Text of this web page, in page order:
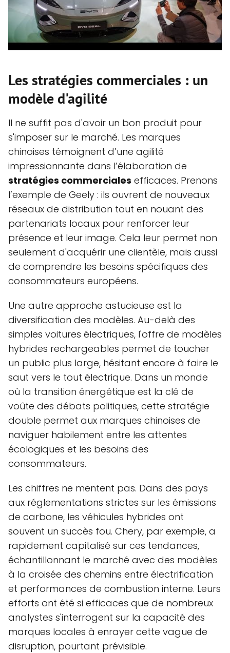
Les stratégies commerciales : un
modèle d'agilité
Il ne suffit pas d'avoir un bon produit pour
s'imposer sur le marché. Les marques
chinoises témoignent d’une agilité
impressionnante dans l’élaboration de
stratégies commerciales efficaces. Prenons
l’exemple de Geely : ils ouvrent de nouveaux
réseaux de distribution tout en nouant des
partenariats locaux pour renforcer leur
présence et leur image. Cela leur permet non
seulement d'acquérir une clientèle, mais aussi
de comprendre les besoins spécifiques des
consommateurs européens.
Une autre approche astucieuse est la
diversification des modèles. Au-delà des
simples voitures électriques, l'offre de modèles
hybrides rechargeables permet de toucher
un public plus large, hésitant encore à faire le
saut vers le tout électrique. Dans un monde
où la transition énergétique est la clé de
voûte des débats politiques, cette stratégie
double permet aux marques chinoises de
naviguer habilement entre les attentes
écologiques et les besoins des
consommateurs.
Les chiffres ne mentent pas. Dans des pays
aux réglementations strictes sur les émissions
de carbone, les véhicules hybrides ont
souvent un succès fou. Chery, par exemple, a
rapidement capitalisé sur ces tendances,
échantillonnant le marché avec des modèles
à la croisée des chemins entre électrification
et performances de combustion interne. Leurs
efforts ont été si efficaces que de nombreux
analystes s'interrogent sur la capacité des
marques locales à enrayer cette vague de
disruption, pourtant prévisible.